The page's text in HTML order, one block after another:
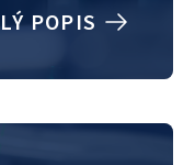
This topic
the
of the
POPIS